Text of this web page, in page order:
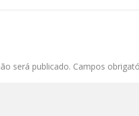
será publicado. Campos